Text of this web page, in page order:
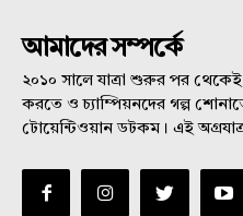
আমাদের সম্পর্কে
২০১০ সালে যাত্রা শুরুর পর
করতে ও চ্যাম্পিয়নদের গল্প
টোয়েন্টিওয়ান ডটকম। এই